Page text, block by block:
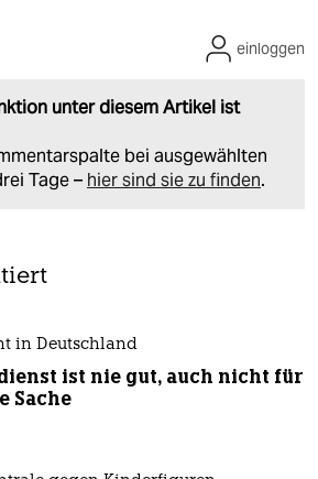
unter diesem Artikel ist
bei ausgewählten
Tage – hier sind sie zu finden.
einloggen
in Deutschland
ist nie gut, auch nicht für
Sache